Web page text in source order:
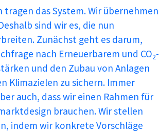
tragen das System. Wir übernehmen
sind wir es, die nun
Zunächst geht es darum,
nach Erneuerbarem und CO2-
und den Zubau von Anlagen
Klimazielen zu sichern. Immer
auch, dass wir einen Rahmen für
brauchen. Wir stellen
indem wir konkrete Vorschläge